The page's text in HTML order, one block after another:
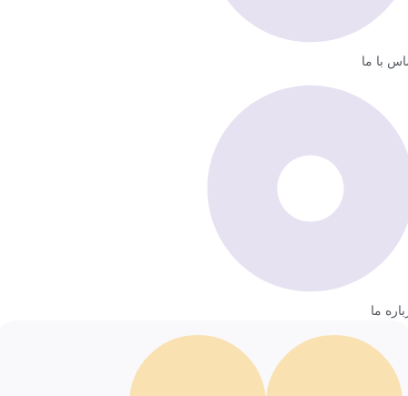
با ما
ما